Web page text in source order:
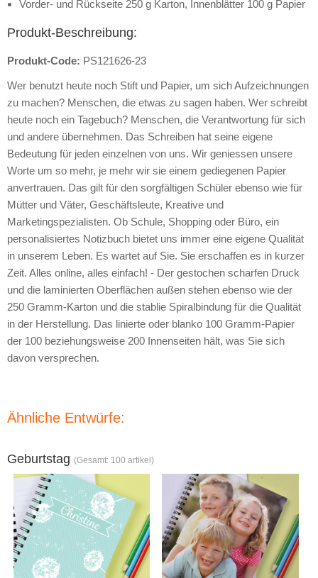
Vorder- und Rückseite 250 g Karton, Innenblätter 100 g Papier
Produkt-Beschreibung:
Produkt-Code: PS121626-23
Wer benutzt heute noch Stift und Papier, um sich Aufzeichnungen
zu machen? Menschen, die etwas zu sagen haben. Wer schreibt
heute noch ein Tagebuch? Menschen, die Verantwortung für sich
und andere übernehmen. Das Schreiben hat seine eigene
Bedeutung für jeden einzelnen von uns. Wir geniessen unsere
Worte um so mehr, je mehr wir sie einem gediegenen Papier
anvertrauen. Das gilt für den sorgfältigen Schüler ebenso wie für
Mütter und Väter, Geschäftsleute, Kreative und
Marketingspezialisten. Ob Schule, Shopping oder Büro, ein
personalisiertes Notizbuch bietet uns immer eine eigene Qualität
in unserem Leben. Es wartet auf Sie. Sie erschaffen es in kurzer
Zeit. Alles online, alles einfach! - Der gestochen scharfen Druck
und die laminierten Oberflächen außen stehen ebenso wie der
250 Gramm-Karton und die stablie Spiralbindung für die Qualität
in der Herstellung. Das linierte oder blanko 100 Gramm-Papier
der 100 beziehungsweise 200 Innenseiten hält, was Sie sich
davon versprechen.
Ähnliche Entwürfe:
Geburtstag (Gesamt: 100 artikel)